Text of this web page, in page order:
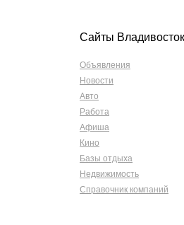
Сайты
Объявления
Новости
Авто
Работа
Афиша
Кино
Базы отдыха
Недвижимость
Справочник компаний